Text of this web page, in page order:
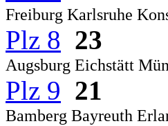
Freiburg Karlsruhe
Plz 8 23
Augsburg Eichstätt
Plz 9 21
Bamberg Bayreuth